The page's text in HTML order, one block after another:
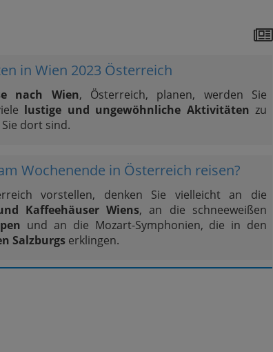
in Wien 2023 Österreich
nach Wien, Österreich, planen, werden Sie
lustige und ungewöhnliche Aktivitäten zu
dort sind.
Wochenende in Österreich reisen?
vorstellen, denken Sie vielleicht an die
Kaffeehäuser Wiens, an die schneeweißen
und an die Mozart-Symphonien, die in den
Salzburgs erklingen.